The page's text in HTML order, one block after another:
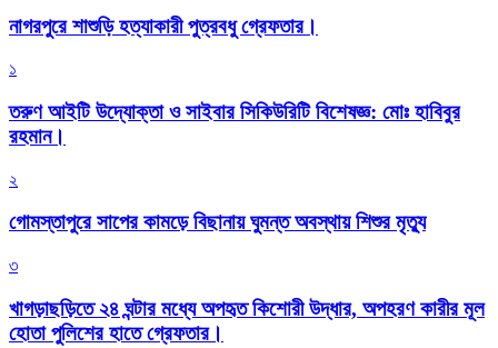
নাগরপুরে শাশুড়ি হত্যাকারী পুত্রবধু গ্রেফতার।
১
তরুণ আইটি উদ্যোক্তা ও সাইবার সিকিউরিটি বিশেষজ্ঞ: মোঃ হাবিবুর
রহমান।
২
গোমস্তাপুরে সাপের কামড়ে বিছানায় ঘুমন্ত অবস্থায় শিশুর মৃত্যু
৩
খাগড়াছড়িতে ২৪ ঘন্টার মধ্যে অপহৃত কিশোরী উদ্ধার, অপহরণ কারীর মূল
হোতা পুলিশের হাতে গ্রেফতার।